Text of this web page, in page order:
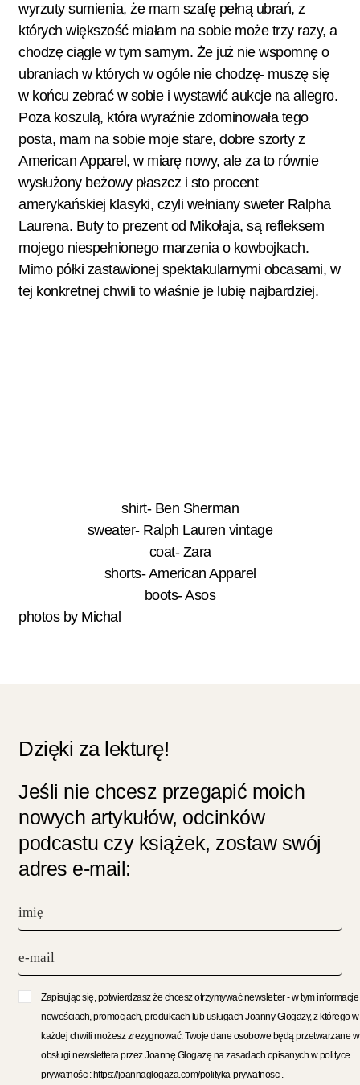
wyrzuty sumienia, że mam szafę pełną ubrań, z
których większość miałam na sobie może trzy razy, a
chodzę ciągle w tym samym. Że już nie wspomnę o
ubraniach w których w ogóle nie chodzę- muszę się
w końcu zebrać w sobie i wystawić aukcje na allegro.
Poza koszulą, która wyraźnie zdominowała tego
posta, mam na sobie moje stare, dobre szorty z
American Apparel, w miarę nowy, ale za to równie
wysłużony beżowy płaszcz i sto procent
amerykańskiej klasyki, czyli wełniany sweter Ralpha
Laurena. Buty to prezent od Mikołaja, są refleksem
mojego niespełnionego marzenia o kowbojkach.
Mimo półki zastawionej spektakularnymi obcasami, w
tej konkretnej chwili to właśnie je lubię najbardziej.
shirt- Ben Sherman
sweater- Ralph Lauren vintage
coat- Zara
shorts- American Apparel
boots- Asos
photos by Michal
Dzięki za lekturę!
Jeśli nie chcesz przegapić moich
nowych artykułów, odcinków
podcastu czy książek, zostaw swój
adres e-mail:
Zapisując się, potwierdzasz że chcesz otrzymywać newsletter - w tym informacje
nowościach, promocjach, produktach lub usługach Joanny Glogazy, z którego w
każdej chwili możesz zrezygnować. Twoje dane osobowe będą przetwarzane
obsługi newslettera przez Joannę Glogazę na zasadach opisanych w polityce
prywatności: https://joannaglogaza.com/polityka-prywatnosci.